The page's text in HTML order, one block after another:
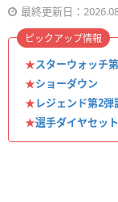
最終更新日：
★スターウォッチ
★ショーダウン
★レジェンド第2
★選手ダイヤセッ
ピックアップ情報